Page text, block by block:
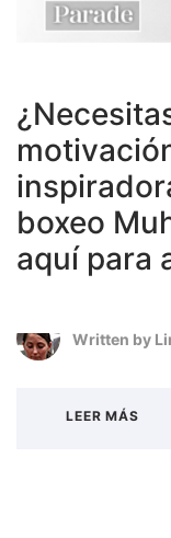
boxeo
aquí para
Written by
LEER MÁS